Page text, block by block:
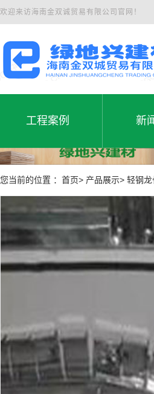
欢迎来访海南金双诚贸易有限公司官网！
工程案例
工程案例
工程案例
新
新
公
行
您当前的位置 ：首页> 产品展示> 轻钢